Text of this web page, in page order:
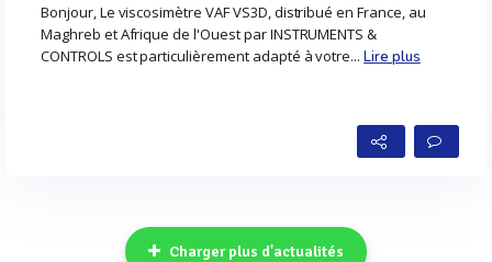
Bonjour, Le viscosimètre VAF VS3D, distribué en France, au
Maghreb et Afrique de l'Ouest par INSTRUMENTS &
CONTROLS est particulièrement adapté à votre...Lire plus
Charger plus d'actualités